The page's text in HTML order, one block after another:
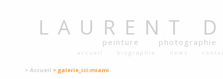
LAURENT
peinture photographie
accueil biographie news
> Accueil > galerie_ici-miami